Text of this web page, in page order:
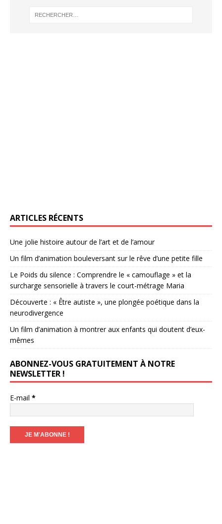
ARTICLES RÉCENTS
Une jolie histoire autour de l’art et de l’amour
Un film d’animation bouleversant sur le rêve d’une petite fille
Le Poids du silence : Comprendre le « camouflage » et la
surcharge sensorielle à travers le court-métrage Maria
Découverte : « Être autiste », une plongée poétique dans la
neurodivergence
Un film d’animation à montrer aux enfants qui doutent d’eux-
mêmes
ABONNEZ-VOUS GRATUITEMENT À NOTRE
NEWSLETTER !
E-mail *